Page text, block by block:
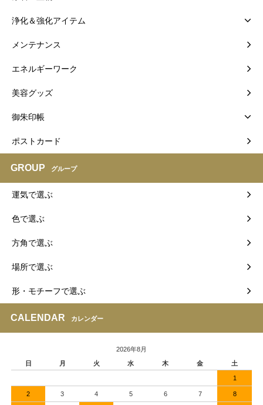
浄化＆強化アイテム
メンテナンス
エネルギーワーク
美容グッズ
御朱印帳
ポストカード
GROUP グループ
運気で選ぶ
色で選ぶ
方角で選ぶ
場所で選ぶ
形・モチーフで選ぶ
CALENDAR カレンダー
2026年8月
日
月 火 水 木 金 土
1
2 3 4 5 6 7 8